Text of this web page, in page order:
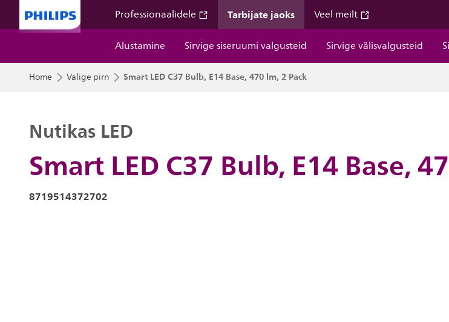
Professionaalidele Tarbijate jaoks Veel meilt
Alustamine
Sirvige siseruumi valgusteid Sirvige välisvalgusteid
Home Valige pirn Smart LED C37 Bulb, E14 Base, 470 lm, 2 Pack
Smart LED C37 Bulb, E14 Base,
Nutikas LED
8719514372702